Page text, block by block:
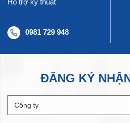
Hỗ trợ kỹ thuật
0981 729 948
ĐĂNG KÝ